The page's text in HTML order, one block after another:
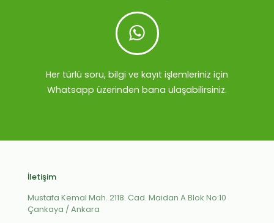
Her türlü soru, bilgi ve kayıt işlemleriniz için
Whatsapp üzerinden bana ulaşabilirsiniz.
İletişim
Mustafa Kemal Mah. 2118. Cad. Maidan A Blok No:10
Çankaya / Ankara